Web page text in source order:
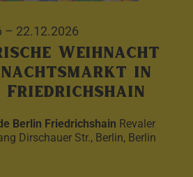
– 22.12.2026
Weihnacht
in
Berlin Friedrichshain Revaler
Dirschauer Str., Berlin, Berlin